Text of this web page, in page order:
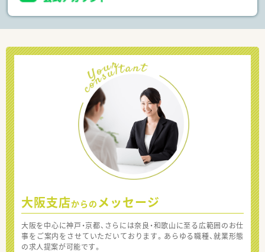
大阪支店からの メッセージ
大阪を中心に神戸・京都、さらには奈良・和歌山に至る広範囲のお仕
事をご案内をさせていただいております。あらゆる職種、就業形態
の求人提案が可能です。